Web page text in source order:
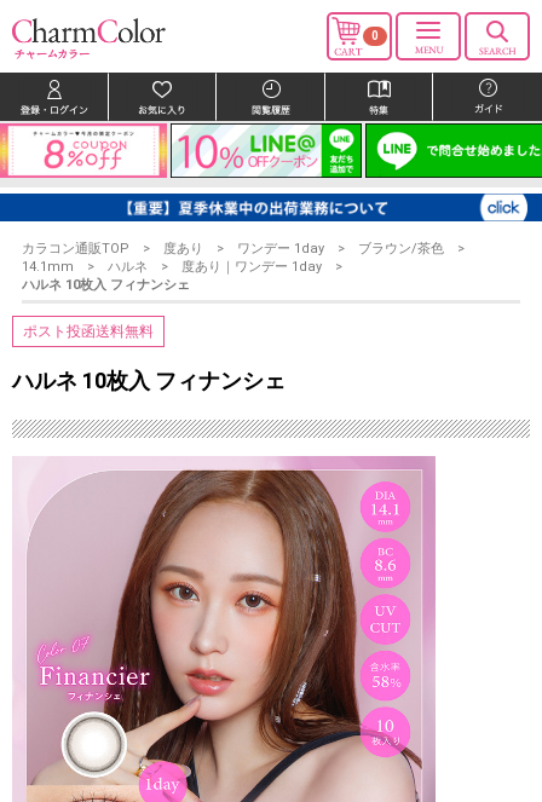
0
カラコン通販TOP 度あり ワンデー 1day
ブラウン/茶色
14.1mm
ハルネ
度あり｜ワンデー 1day
ハルネ 10枚入 フィナンシェ
ポスト投函送料無料
ハルネ 10枚入 フィナンシェ